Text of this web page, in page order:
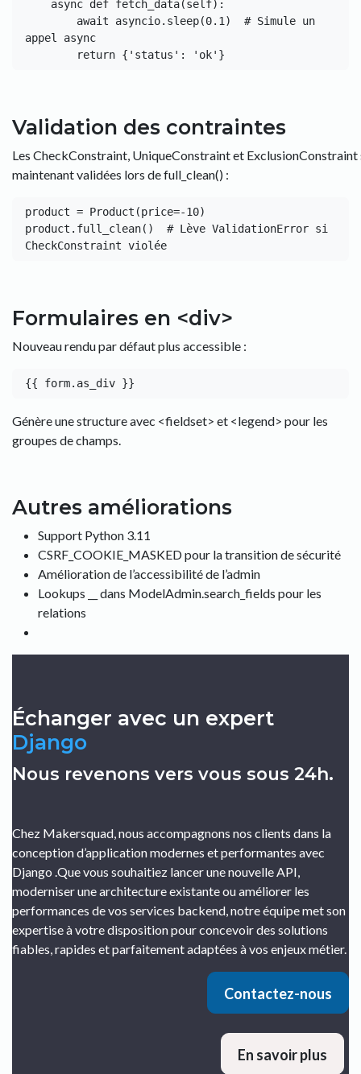
appel async
Validation des contraintes
Les CheckConstraint, UniqueConstraint et ExclusionConstraint
maintenant validées lors de full_clean() :
product = Product(price=-10)
product.full_clean()  # Lève ValidationError si
Formulaires en <div>
Nouveau rendu par défaut plus accessible :
Génère une structure avec <fieldset> et <legend> pour les
groupes de champs.
Autres améliorations
Support Python 3.11
CSRF_COOKIE_MASKED pour la transition de sécurité
Amélioration de l’accessibilité de l’admin
Lookups __ dans ModelAdmin.search_fields pour les
relations
Échanger avec un expert
Django
Nous revenons vers vous sous 24h.
Chez Makersquad, nous accompagnons nos clients dans la
conception d’application modernes et performantes avec
Django .Que vous souhaitiez lancer une nouvelle API,
moderniser une architecture existante ou améliorer les
performances de vos services backend, notre équipe met son
expertise à votre disposition pour concevoir des solutions
fiables, rapides et parfaitement adaptées à vos enjeux métier.
Contactez-nous
En savoir plus